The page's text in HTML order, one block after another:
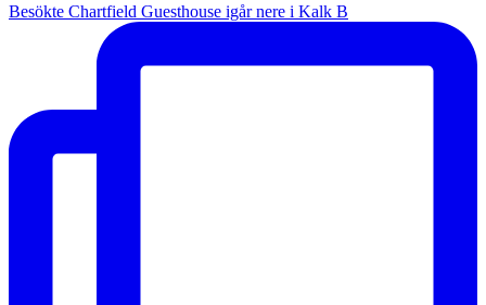
Besökte Chartfield Guesthouse igår nere i Kalk B